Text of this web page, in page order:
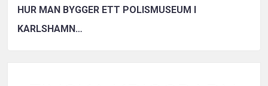
HUR MAN BYGGER ETT POLISMUSEUM I
KARLSHAMN…